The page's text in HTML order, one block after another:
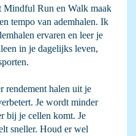
Mindful Run en Walk maak
tempo van ademhalen. Ik
ervaren en leer je
in je dagelijks leven,
rendement halen uit je
Je wordt minder
bij je cellen komt. Je
sneller. Houd er wel